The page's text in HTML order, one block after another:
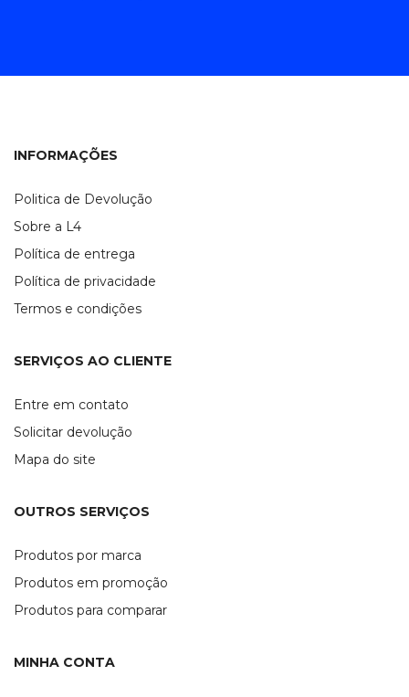
INFORMAÇÕES
Politica de Devolução
Sobre a L4
Política de entrega
Política de privacidade
Termos e condições
SERVIÇOS AO CLIENTE
Entre em contato
Solicitar devolução
Mapa do site
OUTROS SERVIÇOS
Produtos por marca
Produtos em promoção
Produtos para comparar
MINHA CONTA